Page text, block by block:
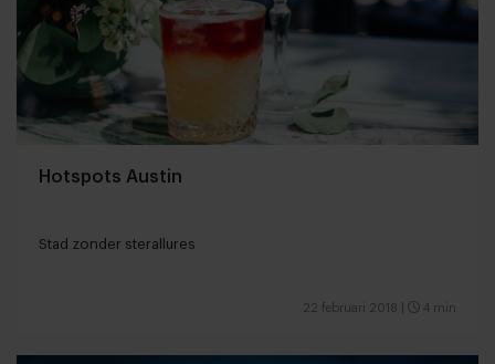
Hotspots Austin
Stad zonder sterallures
22 februari 2018 4 min